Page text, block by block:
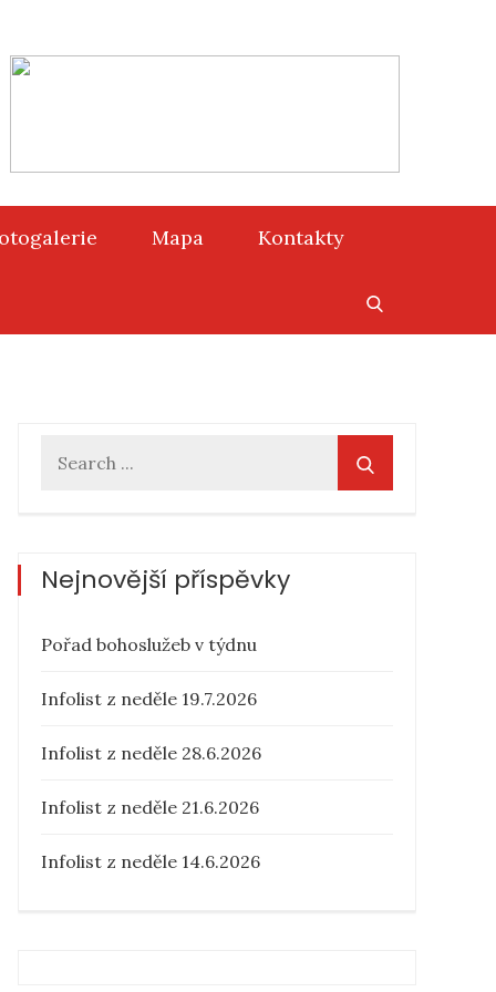
Mapa Kontakty
Nejnovější příspěvky
Pořad bohoslužeb v týdnu
Infolist z neděle 19.7.2026
Infolist z neděle 28.6.2026
Infolist z neděle 21.6.2026
Infolist z neděle 14.6.2026